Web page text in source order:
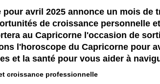
avril 2025 annonce un mois de
de croissance personnelle
au Capricorne l'occasion de
l'horoscope du Capricorne pour
et la santé pour vous aider à
croissance professionnelle